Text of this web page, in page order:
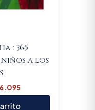
: 365
a los